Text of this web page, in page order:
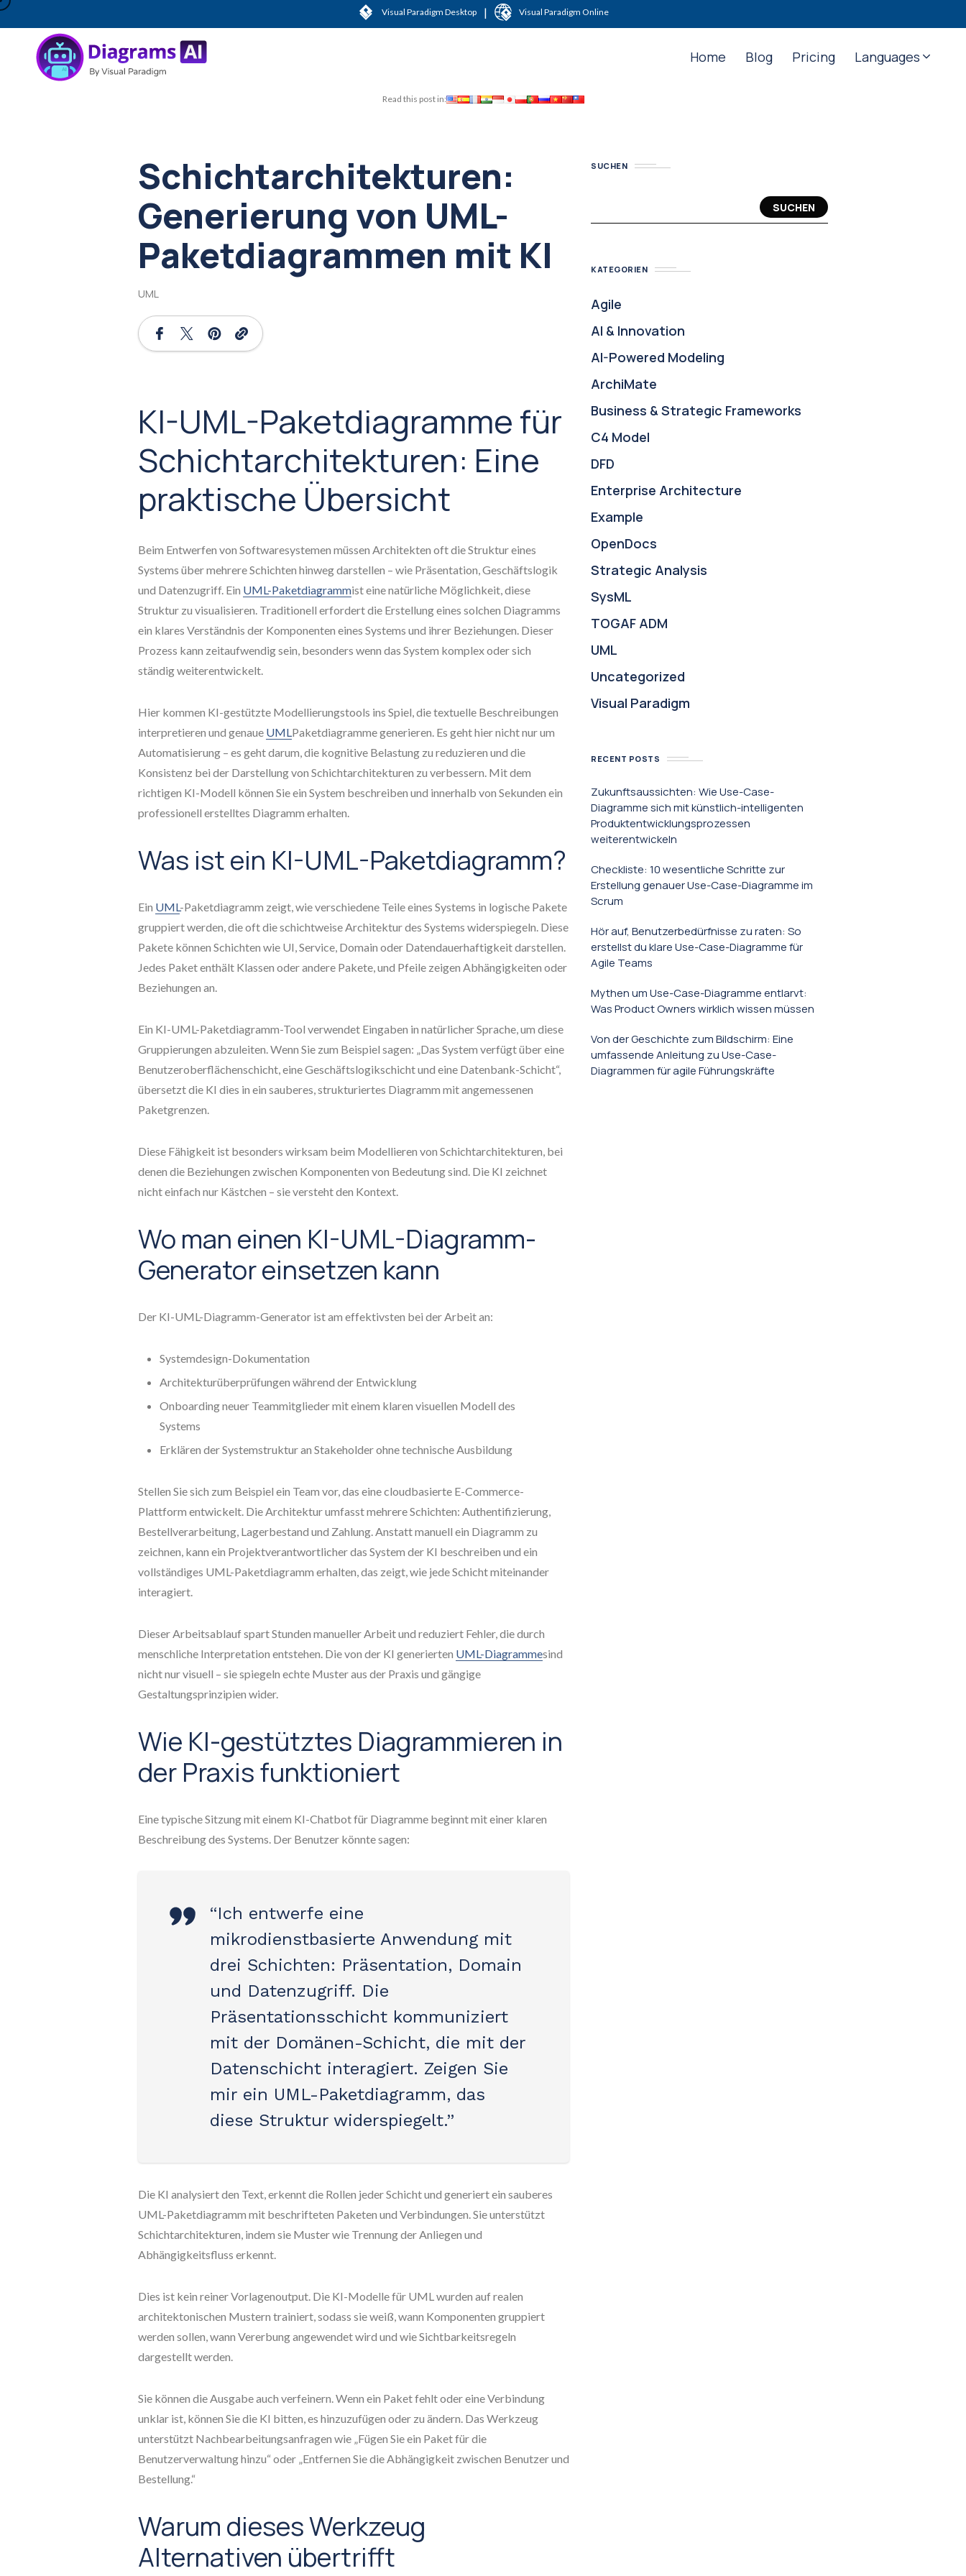
Visual Paradigm Desktop | Visual Paradigm Online
Home Blog Pricing Languages
Read this post in:
Schichtarchitekturen:
Generierung von UML-
Paketdiagrammen mit KI
UML
KI-UML-Paketdiagramme für
Schichtarchitekturen: Eine
praktische Übersicht
Beim Entwerfen von Softwaresystemen müssen Architekten oft die Struktur eines
Systems über mehrere Schichten hinweg darstellen – wie Präsentation, Geschäftslogik
und Datenzugriff. Ein UML-Paketdiagrammist eine natürliche Möglichkeit, diese
Struktur zu visualisieren. Traditionell erfordert die Erstellung eines solchen Diagramms
ein klares Verständnis der Komponenten eines Systems und ihrer Beziehungen. Dieser
Prozess kann zeitaufwendig sein, besonders wenn das System komplex oder sich
ständig weiterentwickelt.
Hier kommen KI-gestützte Modellierungstools ins Spiel, die textuelle Beschreibungen
interpretieren und genaue UMLPaketdiagramme generieren. Es geht hier nicht nur um
Automatisierung – es geht darum, die kognitive Belastung zu reduzieren und die
Konsistenz bei der Darstellung von Schichtarchitekturen zu verbessern. Mit dem
richtigen KI-Modell können Sie ein System beschreiben und innerhalb von Sekunden ein
professionell erstelltes Diagramm erhalten.
Was ist ein KI-UML-Paketdiagramm?
Ein UML-Paketdiagramm zeigt, wie verschiedene Teile eines Systems in logische Pakete
gruppiert werden, die oft die schichtweise Architektur des Systems widerspiegeln. Diese
Pakete können Schichten wie UI, Service, Domain oder Datendauerhaftigkeit darstellen.
Jedes Paket enthält Klassen oder andere Pakete, und Pfeile zeigen Abhängigkeiten oder
Beziehungen an.
Ein KI-UML-Paketdiagramm-Tool verwendet Eingaben in natürlicher Sprache, um diese
Gruppierungen abzuleiten. Wenn Sie zum Beispiel sagen: „Das System verfügt über eine
Benutzeroberflächenschicht, eine Geschäftslogikschicht und eine Datenbank-Schicht“,
übersetzt die KI dies in ein sauberes, strukturiertes Diagramm mit angemessenen
Paketgrenzen.
Diese Fähigkeit ist besonders wirksam beim Modellieren von Schichtarchitekturen, bei
denen die Beziehungen zwischen Komponenten von Bedeutung sind. Die KI zeichnet
nicht einfach nur Kästchen – sie versteht den Kontext.
Wo man einen KI-UML-Diagramm-
Generator einsetzen kann
Der KI-UML-Diagramm-Generator ist am effektivsten bei der Arbeit an:
Systemdesign-Dokumentation
Architekturüberprüfungen während der Entwicklung
Onboarding neuer Teammitglieder mit einem klaren visuellen Modell des
Systems
Erklären der Systemstruktur an Stakeholder ohne technische Ausbildung
Stellen Sie sich zum Beispiel ein Team vor, das eine cloudbasierte E-Commerce-
Plattform entwickelt. Die Architektur umfasst mehrere Schichten: Authentifizierung,
Bestellverarbeitung, Lagerbestand und Zahlung. Anstatt manuell ein Diagramm zu
zeichnen, kann ein Projektverantwortlicher das System der KI beschreiben und ein
vollständiges UML-Paketdiagramm erhalten, das zeigt, wie jede Schicht miteinander
interagiert.
Dieser Arbeitsablauf spart Stunden manueller Arbeit und reduziert Fehler, die durch
menschliche Interpretation entstehen. Die von der KI generierten UML-Diagrammesind
nicht nur visuell – sie spiegeln echte Muster aus der Praxis und gängige
Gestaltungsprinzipien wider.
Wie KI-gestütztes Diagrammieren in
der Praxis funktioniert
Eine typische Sitzung mit einem KI-Chatbot für Diagramme beginnt mit einer klaren
Beschreibung des Systems. Der Benutzer könnte sagen:
“Ich entwerfe eine
mikrodienstbasierte Anwendung mit
drei Schichten: Präsentation, Domain
und Datenzugriff. Die
Präsentationsschicht kommuniziert
mit der Domänen-Schicht, die mit der
Datenschicht interagiert. Zeigen Sie
mir ein UML-Paketdiagramm, das
diese Struktur widerspiegelt.”
Die KI analysiert den Text, erkennt die Rollen jeder Schicht und generiert ein sauberes
UML-Paketdiagramm mit beschrifteten Paketen und Verbindungen. Sie unterstützt
Schichtarchitekturen, indem sie Muster wie Trennung der Anliegen und
Abhängigkeitsfluss erkennt.
Dies ist kein reiner Vorlagenoutput. Die KI-Modelle für UML wurden auf realen
architektonischen Mustern trainiert, sodass sie weiß, wann Komponenten gruppiert
werden sollen, wann Vererbung angewendet wird und wie Sichtbarkeitsregeln
dargestellt werden.
Sie können die Ausgabe auch verfeinern. Wenn ein Paket fehlt oder eine Verbindung
unklar ist, können Sie die KI bitten, es hinzuzufügen oder zu ändern. Das Werkzeug
unterstützt Nachbearbeitungsanfragen wie „Fügen Sie ein Paket für die
Benutzerverwaltung hinzu“ oder „Entfernen Sie die Abhängigkeit zwischen Benutzer und
Bestellung.“
Warum dieses Werkzeug
Alternativen übertrifft
SUCHEN
SUCHEN
KATEGORIEN
Agile
AI & Innovation
AI-Powered Modeling
ArchiMate
Business & Strategic Frameworks
C4 Model
DFD
Enterprise Architecture
Example
OpenDocs
Strategic Analysis
SysML
TOGAF ADM
UML
Uncategorized
Visual Paradigm
RECENT POSTS
Zukunftsaussichten: Wie Use-Case-
Diagramme sich mit künstlich-intelligenten
Produktentwicklungsprozessen
weiterentwickeln
Checkliste: 10 wesentliche Schritte zur
Erstellung genauer Use-Case-Diagramme im
Scrum
Hör auf, Benutzerbedürfnisse zu raten: So
erstellst du klare Use-Case-Diagramme für
Agile Teams
Mythen um Use-Case-Diagramme entlarvt:
Was Product Owners wirklich wissen müssen
Von der Geschichte zum Bildschirm: Eine
umfassende Anleitung zu Use-Case-
Diagrammen für agile Führungskräfte